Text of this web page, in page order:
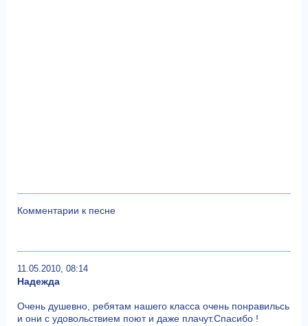
Комментарии к песне
11.05.2010, 08:14
Надежда
Очень душевно, ребятам нашего класса очень понравильсь
и они с удовольствием поют и даже плачут.Спасибо !